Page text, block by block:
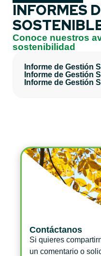
INFORMES
Conoce nuestros
sostenibilidad
Informe de Gestión
Informe de Gestión
Informe de Gestión
Contáctanos
Si quieres
un comentario o